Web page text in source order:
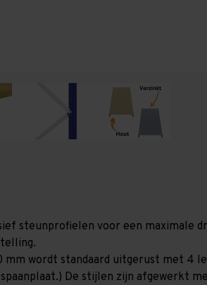
steunprofielen voor een maximale
wordt standaard uitgerust met 4
De stijlen zijn afgewerkt